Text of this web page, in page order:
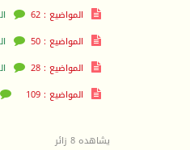
المواضيع : 62
المواضيع : 50
المواضيع : 28
المواضيع : 109
يشاهده 8 زائر